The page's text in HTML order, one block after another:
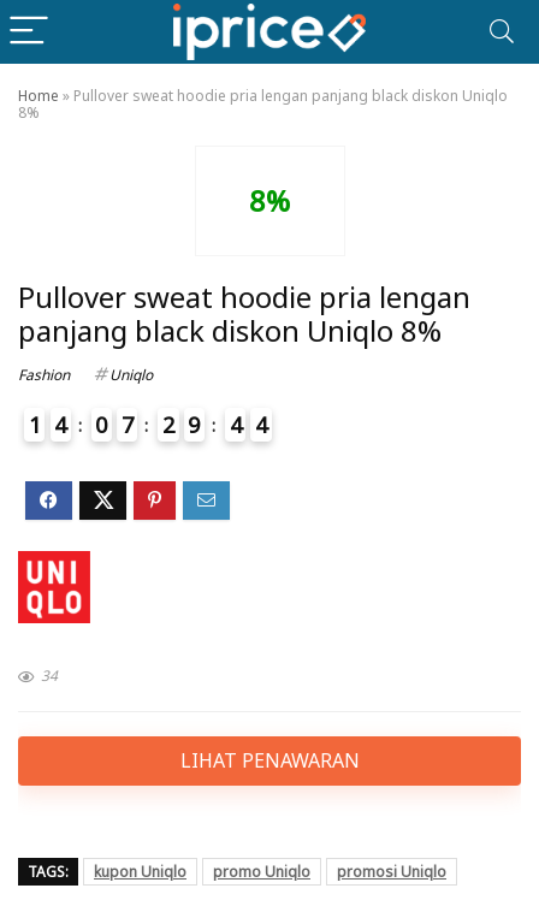
Home » Pullover sweat hoodie pria lengan panjang black diskon Uniqlo
8%
8%
Pullover sweat hoodie pria lengan
panjang black diskon Uniqlo 8%
Fashion Uniqlo
1 4 0 7 2 9 4 4
34
LIHAT PENAWARAN
TAGS: kupon Uniqlo promo Uniqlo promosi Uniqlo